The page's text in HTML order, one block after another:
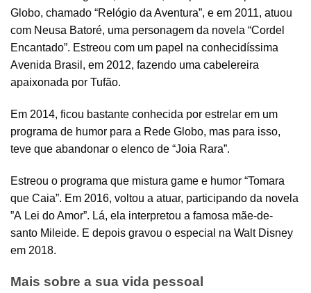
Globo, chamado “Relógio da Aventura”, e em 2011, atuou
com Neusa Batoré, uma personagem da novela “Cordel
Encantado”. Estreou com um papel na conhecidíssima
Avenida Brasil, em 2012, fazendo uma cabelereira
apaixonada por Tufão.
Em 2014, ficou bastante conhecida por estrelar em um
programa de humor para a Rede Globo, mas para isso,
teve que abandonar o elenco de “Joia Rara”.
Estreou o programa que mistura game e humor “Tomara
que Caia”. Em 2016, voltou a atuar, participando da novela
”A Lei do Amor”. Lá, ela interpretou a famosa mãe-de-
santo Mileide. E depois gravou o especial na Walt Disney
em 2018.
Mais sobre a sua vida pessoal